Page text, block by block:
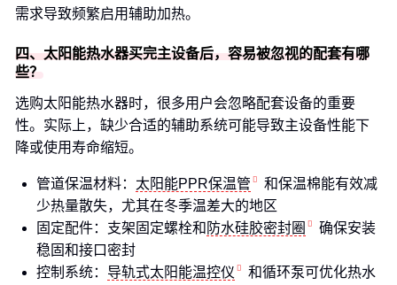
需求导致频繁启用辅助加热。
四、太阳能热水器买完主设备后，容易被忽视的配套有哪
些？
选购太阳能热水器时，很多用户会忽略配套设备的重要
性。实际上，缺少合适的辅助系统可能导致主设备性能下
降或使用寿命缩短。
管道保温材料： 太阳能PPR保温管
和保温棉能有效减
少热量散失，尤其在冬季温差大的地区
固定配件：支架固定螺栓和 防水硅胶密封圈
确保安装
稳固和接口密封
控制系统： 导轨式太阳能温控仪
和循环泵可优化热水